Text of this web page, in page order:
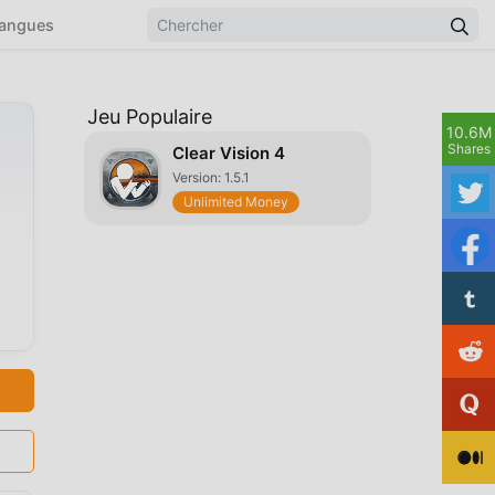
Jeu Populaire
Clear Vision 4
Version: 1.5.1
Unlimited Money
10.6M
Shares